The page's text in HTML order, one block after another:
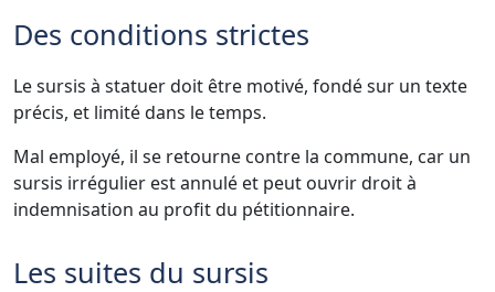
Des conditions strictes
Le sursis à statuer doit être motivé, fondé sur un texte
précis, et limité dans le temps.
Mal employé, il se retourne contre la commune, car un
sursis irrégulier est annulé et peut ouvrir droit à
indemnisation au profit du pétitionnaire.
Les suites du sursis